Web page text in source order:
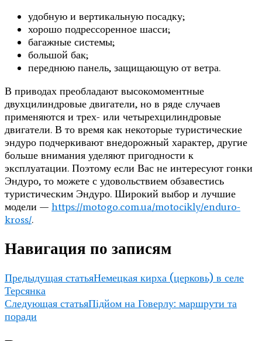
удобную и вертикальную посадку;
хорошо подрессоренное шасси;
багажные системы;
большой бак;
переднюю панель, защищающую от ветра.
В приводах преобладают высокомоментные
двухцилиндровые двигатели, но в ряде случаев
применяются и трех- или четырехцилиндровые
двигатели. В то время как некоторые туристические
эндуро подчеркивают внедорожный характер, другие
больше внимания уделяют пригодности к
эксплуатации. Поэтому если Вас не интересуют гонки
Эндуро, то можете с удовольствием обзавестись
туристическим Эндуро. Широкий выбор и лучшие
модели — https://motogo.com.ua/motocikly/enduro-
kross/.
Навигация по записям
Предыдущая статьяНемецкая кирха (церковь) в селе
Терсянка
Следующая статьяПідйом на Говерлу: маршрути та
поради